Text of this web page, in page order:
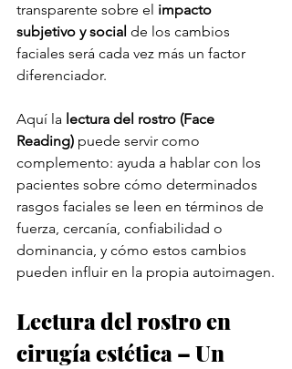
transparente sobre el impacto
subjetivo y social de los cambios
faciales será cada vez más un factor
diferenciador.
Aquí la lectura del rostro (Face
Reading) puede servir como
complemento: ayuda a hablar con los
pacientes sobre cómo determinados
rasgos faciales se leen en términos de
fuerza, cercanía, confiabilidad o
dominancia, y cómo estos cambios
pueden influir en la propia autoimagen.
Lectura del rostro en
cirugía estética – Un